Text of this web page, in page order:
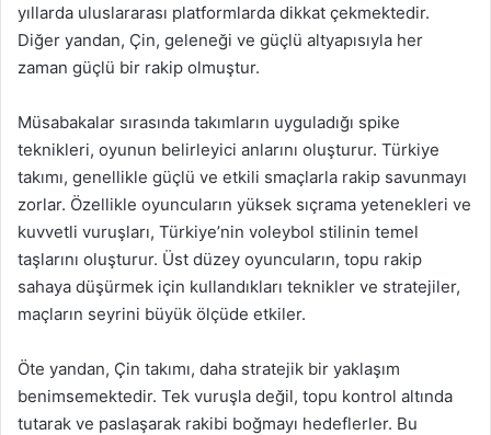
yıllarda uluslararası platformlarda dikkat çekmektedir.
Diğer yandan, Çin, geleneği ve güçlü altyapısıyla her
zaman güçlü bir rakip olmuştur.
Müsabakalar sırasında takımların uyguladığı spike
teknikleri, oyunun belirleyici anlarını oluşturur. Türkiye
takımı, genellikle güçlü ve etkili smaçlarla rakip savunmayı
zorlar. Özellikle oyuncuların yüksek sıçrama yetenekleri ve
kuvvetli vuruşları, Türkiye’nin voleybol stilinin temel
taşlarını oluşturur. Üst düzey oyuncuların, topu rakip
sahaya düşürmek için kullandıkları teknikler ve stratejiler,
maçların seyrini büyük ölçüde etkiler.
Öte yandan, Çin takımı, daha stratejik bir yaklaşım
benimsemektedir. Tek vuruşla değil, topu kontrol altında
tutarak ve paslaşarak rakibi boğmayı hedeflerler. Bu